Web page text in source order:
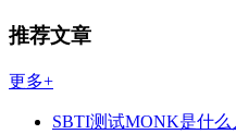
推荐文章
更多+
SBTI测试MONK是什